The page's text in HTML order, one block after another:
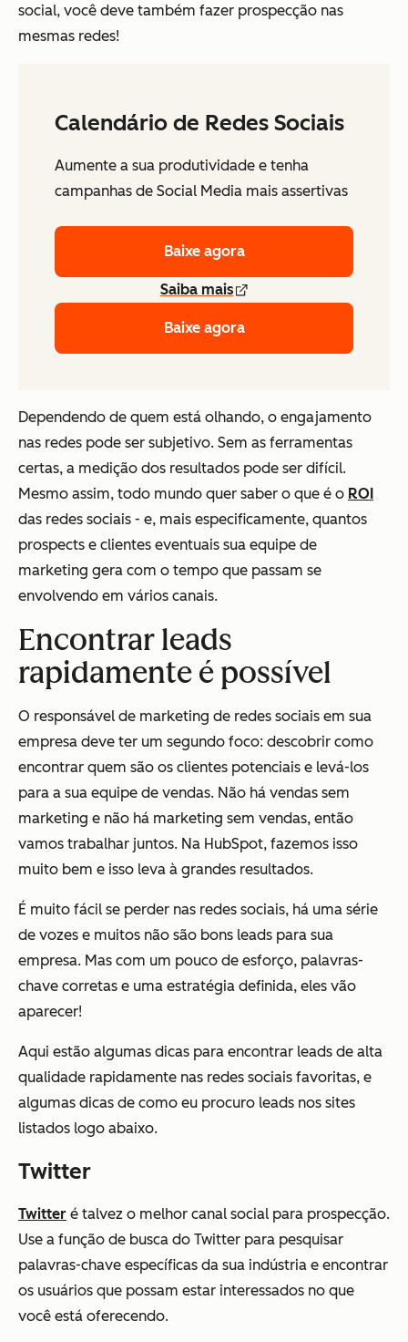
social, você deve também fazer prospecção nas
mesmas redes!
Calendário de Redes Sociais
Aumente a sua produtividade e tenha
campanhas de Social Media mais assertivas
Baixe agora
Saiba mais
Baixe agora
Dependendo de quem está olhando, o engajamento
nas redes pode ser subjetivo. Sem as ferramentas
certas, a medição dos resultados pode ser difícil.
Mesmo assim, todo mundo quer saber o que é o ROI
das redes sociais - e, mais especificamente, quantos
prospects e clientes eventuais sua equipe de
marketing gera com o tempo que passam se
envolvendo em vários canais.
Encontrar leads
rapidamente é possível
O responsável de marketing de redes sociais em sua
empresa deve ter um segundo foco: descobrir como
encontrar quem são os clientes potenciais e levá-los
para a sua equipe de vendas. Não há vendas sem
marketing e não há marketing sem vendas, então
vamos trabalhar juntos. Na HubSpot, fazemos isso
muito bem e isso leva à grandes resultados.
É muito fácil se perder nas redes sociais, há uma série
de vozes e muitos não são bons leads para sua
empresa. Mas com um pouco de esforço, palavras-
chave corretas e uma estratégia definida, eles vão
aparecer!
Aqui estão algumas dicas para encontrar leads de alta
qualidade rapidamente nas redes sociais favoritas, e
algumas dicas de como eu procuro leads nos sites
listados logo abaixo.
Twitter
Twitter é talvez o melhor canal social para prospecção.
Use a função de busca do Twitter para pesquisar
palavras-chave específicas da sua indústria e encontrar
os usuários que possam estar interessados no que
você está oferecendo.